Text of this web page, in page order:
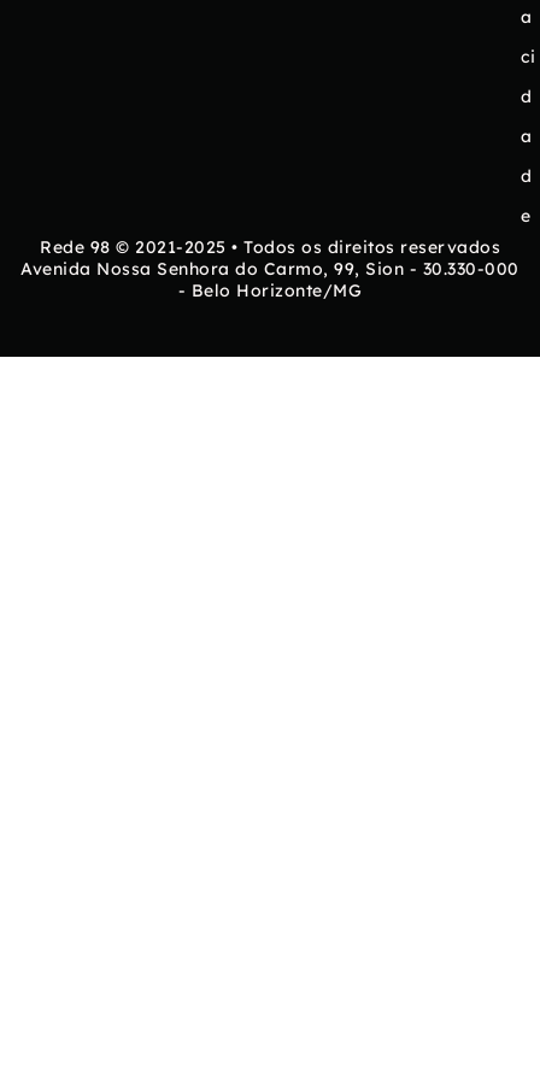
a
ci
d
a
d
e
Rede 98 © 2021-2025 • Todos os direitos reservados
Avenida Nossa Senhora do Carmo, 99, Sion - 30.330-000
- Belo Horizonte/MG